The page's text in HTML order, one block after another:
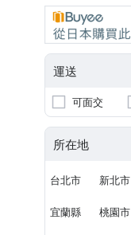
運送
可面交
所在地
台北市 新北市
宜蘭縣 桃園市